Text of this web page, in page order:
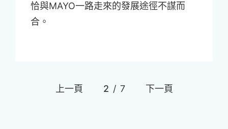
恰與MAYO一路走來的發展途徑不謀而
合。
上一頁 2 / 7 下一頁